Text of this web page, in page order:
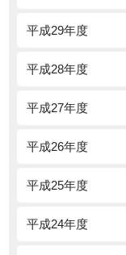
平成29年度
平成28年度
平成27年度
平成26年度
平成25年度
平成24年度